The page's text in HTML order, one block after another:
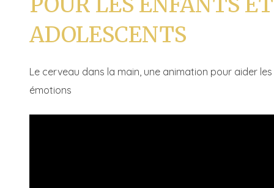
ADOLESCENTS
Le cerveau dans la main, une animation pour aider
émotions